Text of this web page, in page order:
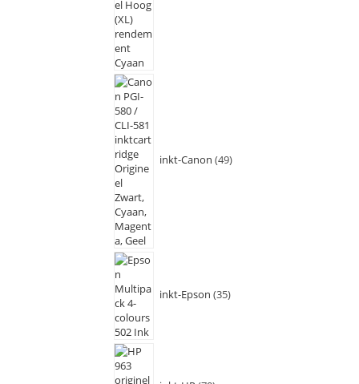
inkt-Canon 49
inkt-Epson 35